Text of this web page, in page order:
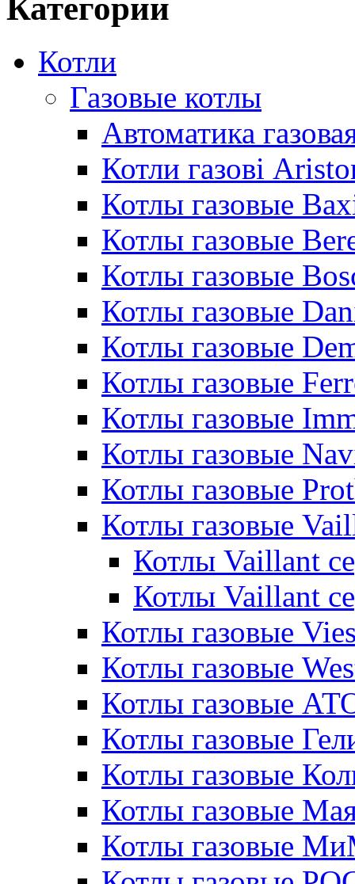
Категории
Котли
Газовые котлы
Автоматика
Котли газові
Котлы газовые
Котлы газовые
Котлы газовые
Котлы газовые
Котлы газовые
Котлы газовые
Котлы газовые
Котлы газовые
Котлы газовые
Котлы газовые
Котлы Vaillant
Котлы Vaillant
Котлы газовые
Котлы газовые
Котлы газовые
Котлы газовые
Котлы газовые
Котлы газовые
Котлы газовые